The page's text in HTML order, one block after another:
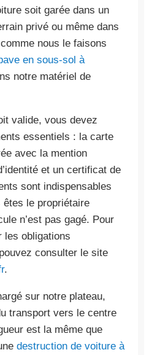
soit garée dans un
privé ou même dans
nous le faisons
en sous-sol à
notre matériel de
valide, vous devez
essentiels : la carte
avec la mention
et un certificat de
sont indispensables
êtes le propriétaire
n’est pas gagé. Pour
les obligations
consulter le site
.
sur notre plateau,
transport vers le centre
est la même que
destruction de voiture à